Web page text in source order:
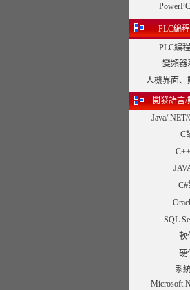
PLC編
PLC編
變頻器
人機界面、
開發語言
Java/
C
SQL
軟
硬
系